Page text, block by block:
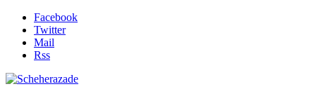
Facebook
Twitter
Mail
Rss